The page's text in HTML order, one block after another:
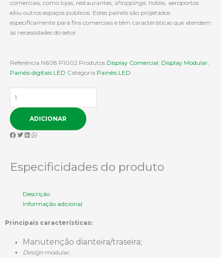
comerciais, como lojas, restaurantes, shoppings, hotéis, aeroportos
e/ou outros espaços públicos. Estes painéis são projetados
especificamente para fins comerciais e têm características que atendem
às necessidades do setor.
Referência N608 P1002 Produtos Display Comercial Display Modular
Painéis digitais LED Categoria Painéis LED
Painel
Digital
LED
ADICIONAR
Especificidades do produto
Descrição
Informação adicional
Principais características:
Manutenção dianteira/traseira;
Design modular;